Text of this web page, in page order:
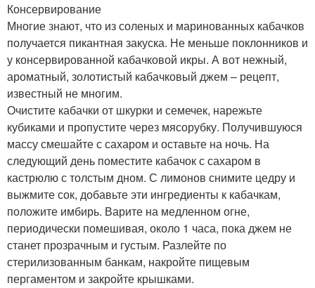
Консервирование
Многие знают, что из соленых и маринованных кабачков
получается пикантная закуска. Не меньше поклонников и
у консервированной кабачковой икры. А вот нежный,
ароматный, золотистый кабачковый джем – рецепт,
известный не многим.
Очистите кабачки от шкурки и семечек, нарежьте
кубиками и пропустите через мясорубку. Получившуюся
массу смешайте с сахаром и оставьте на ночь. На
следующий день поместите кабачок с сахаром в
кастрюлю с толстым дном. С лимонов снимите цедру и
выжмите сок, добавьте эти ингредиенты к кабачкам,
положите имбирь. Варите на медленном огне,
периодически помешивая, около 1 часа, пока джем не
станет прозрачным и густым. Разлейте по
стерилизованным банкам, накройте пищевым
пергаментом и закройте крышками.